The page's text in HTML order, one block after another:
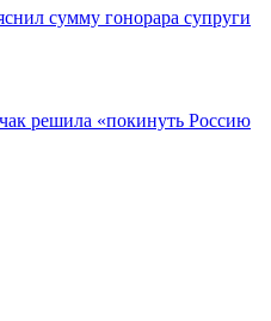
сумму гонорара супруги
решила «покинуть Россию